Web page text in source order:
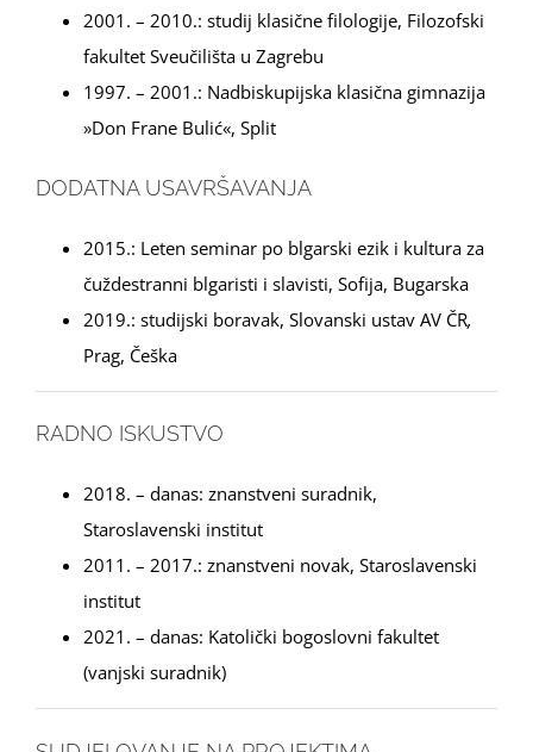
2001. – 2010.: studij klasične filologije, Filozofski
fakultet Sveučilišta u Zagrebu
1997. – 2001.: Nadbiskupijska klasična gimnazija
»Don Frane Bulić«, Split
DODATNA USAVRŠAVANJA
2015.: Leten seminar po blgarski ezik i kultura za
čuždestranni blgaristi i slavisti, Sofija, Bugarska
2019.: studijski boravak, Slovanski ustav AV ČR,
Prag, Češka
RADNO ISKUSTVO
2018. – danas: znanstveni suradnik,
Staroslavenski institut
2011. – 2017.: znanstveni novak, Staroslavenski
institut
2021. – danas: Katolički bogoslovni fakultet
(vanjski suradnik)